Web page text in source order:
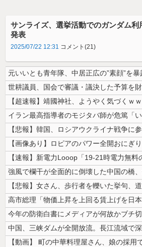
サンライズ、選挙活動でのガンダム
発表
2025/07/22 12:31 コメント(21)
元いいとも青年隊、中居正広の”素顔”を暴
【超速報】靖國神社、ようやく気づくｗ
【悲報】韓国、ロシアウクライナ戦争に
中国、三峡ダムが全開放流。長江流域で
【動画】 町の中華料理屋さん、娘の採用